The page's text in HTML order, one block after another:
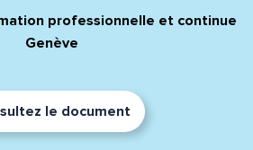
professionnelle et continue
Genève
le document